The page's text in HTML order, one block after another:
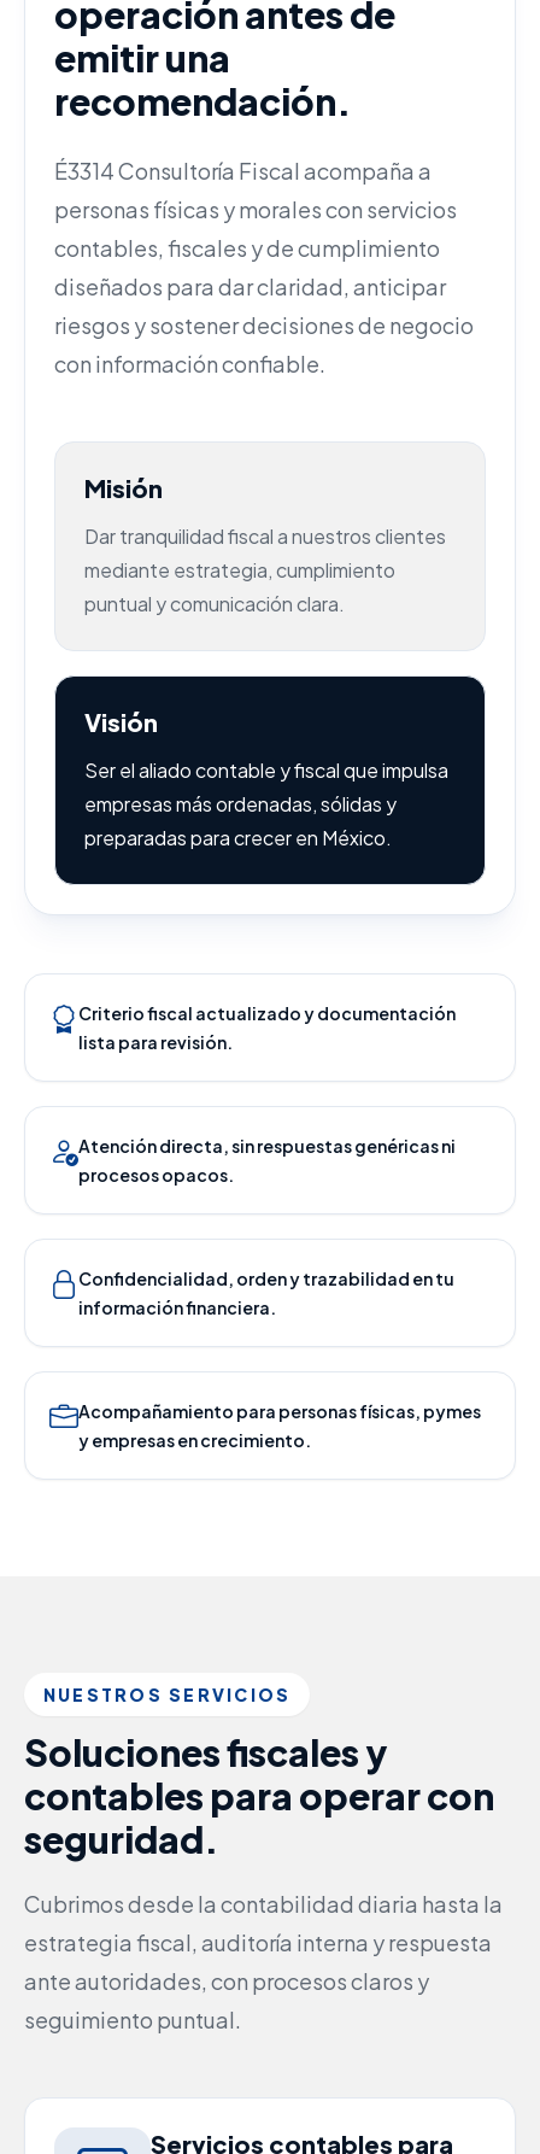
operación antes de
emitir una
recomendación.
É3314 Consultoría Fiscal acompaña a
personas físicas y morales con servicios
contables, fiscales y de cumplimiento
diseñados para dar claridad, anticipar
riesgos y sostener decisiones de negocio
con información confiable.
Misión
Dar tranquilidad fiscal a nuestros clientes
mediante estrategia, cumplimiento
puntual y comunicación clara.
Visión
Ser el aliado contable y fiscal que impulsa
empresas más ordenadas, sólidas y
preparadas para crecer en México.
Criterio fiscal actualizado y documentación
lista para revisión.
Atención directa, sin respuestas genéricas ni
procesos opacos.
Confidencialidad, orden y trazabilidad en tu
información financiera.
Acompañamiento para personas físicas, pymes
y empresas en crecimiento.
NUESTROS SERVICIOS
Soluciones fiscales y
contables para operar con
seguridad.
Cubrimos desde la contabilidad diaria hasta la
estrategia fiscal, auditoría interna y respuesta
ante autoridades, con procesos claros y
seguimiento puntual.
Servicios contables para